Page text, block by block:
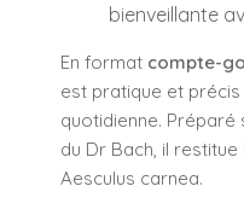
bienveillante
En format compte-
est pratique et
quotidienne.
du Dr Bach, il
Aesculus carnea.